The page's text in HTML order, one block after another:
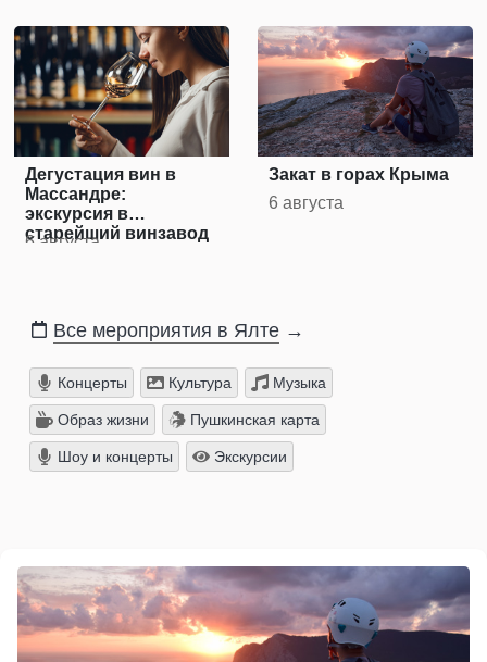
Дегустация вин в
Массандре:
экскурсия в
старейший винзавод
6 августа
Закат в горах Крыма
6 августа
Все мероприятия в Ялте →
Концерты Культура Музыка
Образ жизни Пушкинская карта
Шоу и концерты Экскурсии